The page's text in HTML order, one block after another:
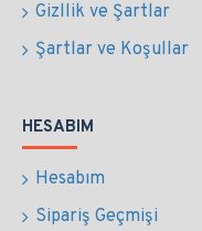
Gizllik ve Şartlar
Şartlar ve Koşullar
HESABIM
Hesabım
Sipariş Geçmişi